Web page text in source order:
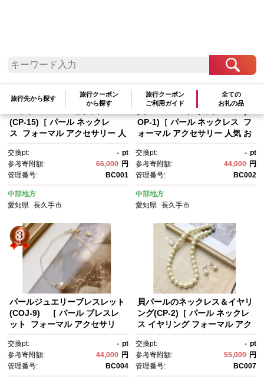
旅行先から探す
旅行クーポン
から探す
旅行クーポン
ご利用ガイド
全ての
お礼の品
コットンパール3連ネックレス
(CP-15)［ パール ネックレ
ス フォーマル アクセサリー 人
ト 通販 送料無料 ふるさと納
税 ］
交換pt: - pt
参考寄附額:
66,000 円
管理番号:
BC001
中部地方
愛知県
長久手市
貝パールロングネックレスM(C
OP-1)［ パール ネックレス フ
ォーマル アクセサリー 人気 お
販 送料無料 ふるさと納税 ］
交換pt: - pt
参考寄附額:
44,000 円
管理番号:
BC002
中部地方
愛知県 長久手市
パールジュエリーブレスレット
(COJ-9) ［ パール ブレスレ
ット フォーマル アクセサリ
ント 通販 送料無料 ふるさと納
税 ］
交換pt: - pt
参考寄附額:
44,000 円
管理番号:
BC004
貝パールのネックレス＆イヤリ
ング(CP-2)［ パール ネックレ
ス イヤリング フォーマル アク
ト プレゼント 通販 送料無料 ふ
るさと納税 ］
交換pt: - pt
参考寄附額:
55,000 円
管理番号:
BC007